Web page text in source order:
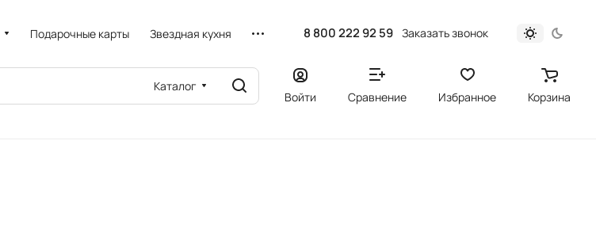
Подарочные карты Звездная кухня 8 800 222 92 59 Заказать звонок
Каталог
Войти Сравнение Избранное Корзина